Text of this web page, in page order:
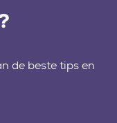
de beste tips en